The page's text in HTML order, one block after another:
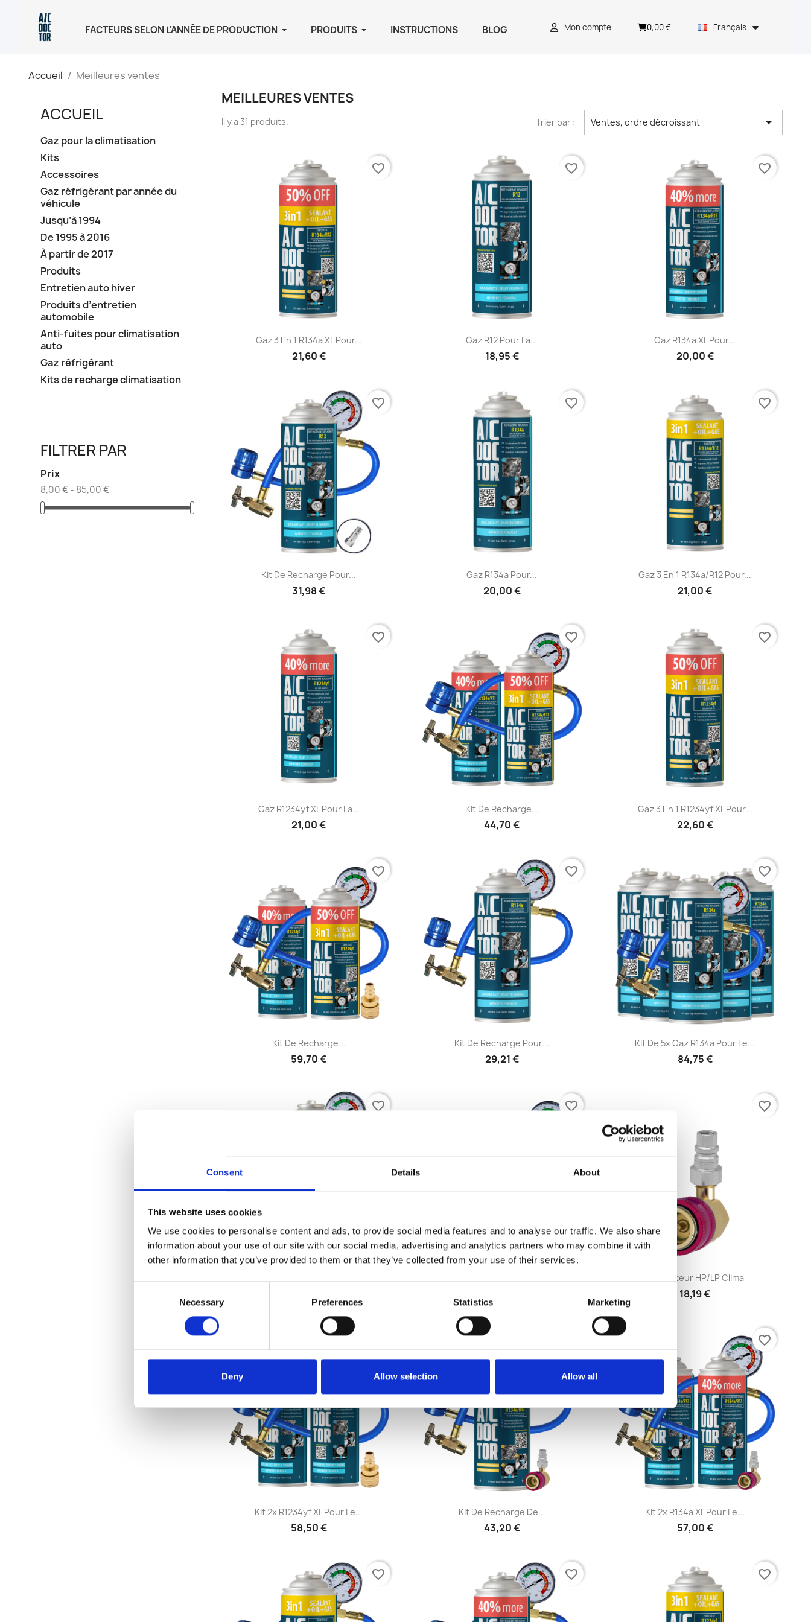
Consent Details About
This website uses cookies
We use cookies to personalise content and ads, to provide social media features and to analyse our traffic. We also share
information about your use of our site with our social media, advertising and analytics partners who may combine it with
other information that you’ve provided to them or that they’ve collected from your use of their services.
Necessary Preferences Statistics Marketing
Deny Allow selection Allow all
FACTEURS SELON L'ANNÉE DE PRODUCTION PRODUITS INSTRUCTIONS BLOG Mon compte 0,00 € Français
Accueil Meilleures ventes
ACCUEIL
Gaz pour la climatisation
Kits
Accessoires
Gaz réfrigérant par année du
véhicule
Jusqu’à 1994
De 1995 à 2016
À partir de 2017
Produits
Entretien auto hiver
Produits d’entretien
automobile
Anti-fuites pour climatisation
auto
Gaz réfrigérant
Kits de recharge climatisation
FILTRER PAR
Prix
8,00 € - 85,00 €
MEILLEURES VENTES
Il y a 31 produits. Trier par : Ventes, ordre décroissant 
Aperçu rapide
Gaz 3 En 1 R134a XL Pour...
21,60 €
favorite_border
Aperçu rapide
Gaz R12 Pour La...
18,95 €
favorite_border
Aperçu rapide
Gaz R134a XL Pour...
20,00 €
favorite_border
Aperçu rapide
Kit De Recharge Pour...
31,98 €
favorite_border
Aperçu rapide
Gaz R134a Pour...
20,00 €
favorite_border
Aperçu rapide
Gaz 3 En 1 R134a/R12 Pour...
21,00 €
favorite_border
Aperçu rapide
Gaz R1234yf XL Pour La...
21,00 €
favorite_border
Aperçu rapide
Kit De Recharge...
44,70 €
favorite_border
Aperçu rapide
Gaz 3 En 1 R1234yf XL Pour...
22,60 €
favorite_border
Aperçu rapide
Kit De Recharge...
59,70 €
favorite_border
Aperçu rapide
Kit De Recharge Pour...
29,21 €
favorite_border
Aperçu rapide
Kit De 5x Gaz R134a Pour Le...
84,75 €
favorite_border
favorite_border favorite_border
Aperçu rapide
Adaptateur HP/LP Clima
18,19 €
favorite_border
Aperçu rapide
Kit 2x R1234yf XL Pour Le...
58,50 €
Aperçu rapide
Kit De Recharge De...
43,20 €
 Aperçu rapide
Kit 2x R134a XL Pour Le...
57,00 €
favorite_border
favorite_border favorite_border favorite_border